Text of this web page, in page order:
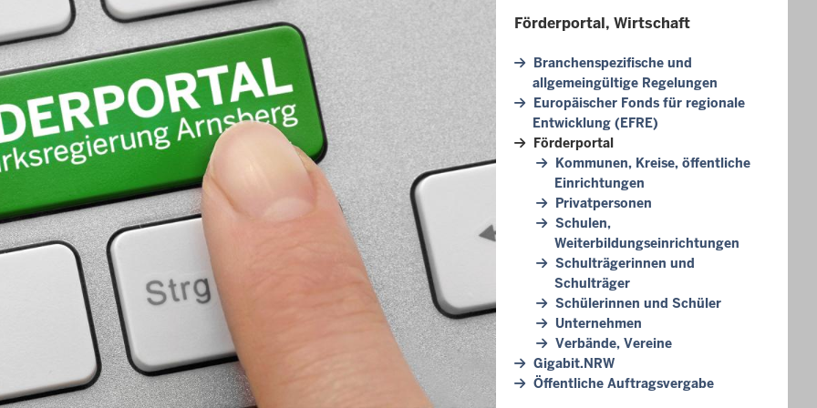
Förderportal, Wirtschaft
Branchenspezifische und
allgemeingültige Regelungen
Europäischer Fonds für regionale
Entwicklung (EFRE)
Förderportal
Kommunen, Kreise, öffentliche
Einrichtungen
Privatpersonen
Schulen,
Weiterbildungseinrichtungen
Schulträgerinnen und
Schulträger
Schülerinnen und Schüler
Unternehmen
Verbände, Vereine
Gigabit.NRW
Öffentliche Auftragsvergabe